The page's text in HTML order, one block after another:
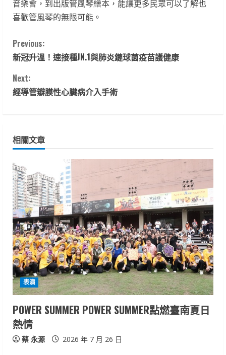
音樂會，到出版管風琴繪本，能讓更多民眾可以了解也
喜歡管風琴的無限可能。
C
o
n
i
n
u
e
R
e
a
d
i
n
g
Previous:
新冠升溫！速接種JN.1與肺炎鏈球菌疫苗護健康
Next:
經導管瓣膜性心臟病介入手術
相關文章
表演
POWER SUMMER POWER SUMMER點燃臺南夏日
熱情
蔡 永源 2026 年 7 月 26 日